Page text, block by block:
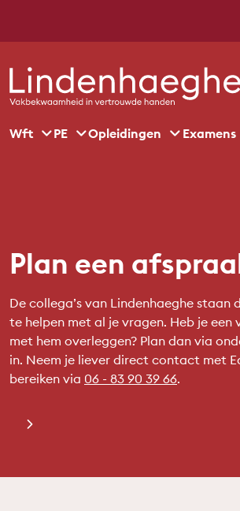
Wft PE Opleidingen Examens
Plan een
De collega’s van Lindenhaeghe
te helpen met al je vragen. Heb je
met hem overleggen? Plan dan via
in. Neem je liever direct contact met
bereiken via 06 - 83 90 39 66.